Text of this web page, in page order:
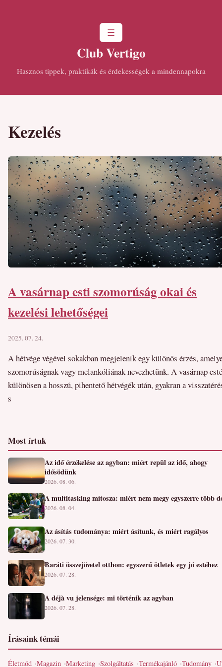
☰
Club Vertigo
Hasznos tippek, praktikák és érdekességek a mindennapokra
Kezelés
A vasárnap esti szomorúság okai és
kezelési lehetőségei
2025. 07. 24.
A hétvége végével sokakban megjelenik egy különös érzés,
szomorúságnak vagy melankóliának nevezhetünk. A vasárnap
különösen a hosszú, pihentető hétvégék után, gyakran a
s
Most írtuk
Az idő érzékelése az agyban: miért repül az idő, ahogy
idősödünk
2026. 08. 06.
A multitasking mítosza: miért nem megy egyszerre több
2026. 08. 04.
Az ásítás tudománya: miért ásítunk, és miért ragályos
2026. 07. 30.
Baráti összejövetel otthon: egyszerű ötletek egy jó estéhez
2026. 07. 28.
A déjà vu jelensége: mi történik az agyban
2026. 07. 28.
Írásaink témái
Életmód Magazin Marketing Szolgáltatás Termékajánló Tudomány